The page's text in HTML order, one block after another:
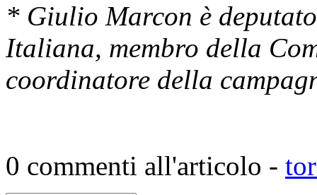
* Giulio Marcon è
Italiana, membro della
coordinatore della
0 commenti all'articolo -